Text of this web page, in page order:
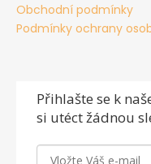
Obchodní podmínky
Podmínky ochrany
Přihlašte se k
si utéct žádnou